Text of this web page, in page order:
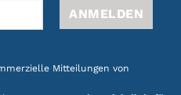
Mitteilungen von